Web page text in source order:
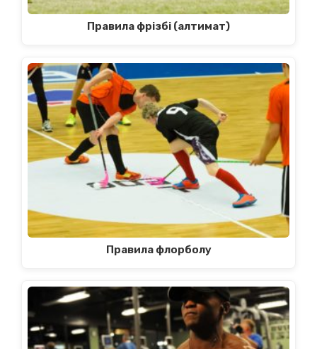
Правила фрізбі (алтимат)
Правила флорболу